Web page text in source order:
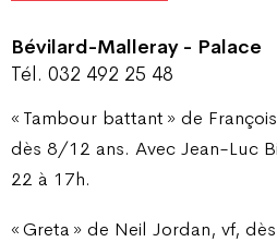
Bévilard-Malleray - Palace
Tél. 032 492 25 48
« Tambour battant » de
dès 8/12 ans. Avec Jean-Luc
22 à 17h.
« Greta » de Neil Jordan, vf,